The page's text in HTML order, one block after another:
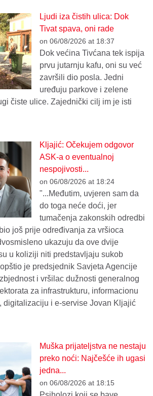
Ljudi iza čistih ulica: Dok
Tivat spava, oni rade
on 06/08/2026 at 18:37
Dok većina Tivćana tek ispija
prvu jutarnju kafu, oni su već
završili dio posla. Jedni
uređuju parkove i zelene
čiste ulice. Zajednički cilj im je isti
Kljajić: Očekujem odgovor
ASK-a o eventualnoj
nespojivosti...
on 06/08/2026 at 18:24
"...Međutim, uvjeren sam da
do toga neće doći, jer
tumačenja zakonskih odredbi
još prije određivanja za vršioca
ukazuju da ove dvije
u koliziji niti predstavljaju sukob
je predsjednik Savjeta Agencije
i vršilac dužnosti generalnog
za infrastrukturu, informacionu
digitalizaciju i e-servise Jovan Kljajić
Muška prijateljstva ne nestaju
preko noći: Najčešće ih ugasi
jedna...
on 06/08/2026 at 18:15